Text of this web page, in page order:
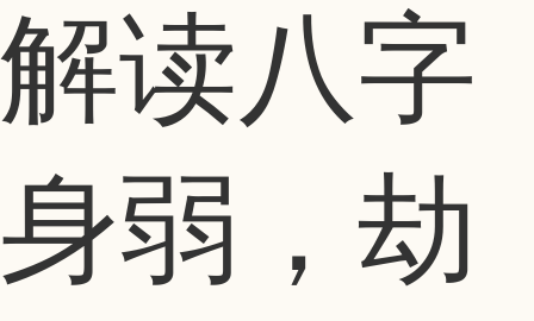
解读八字
身弱，劫